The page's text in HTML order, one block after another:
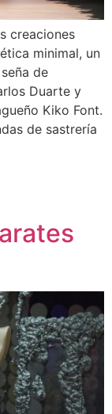
creaciones
minimal, un
de
Duarte y
Kiko Font.
de sastrería